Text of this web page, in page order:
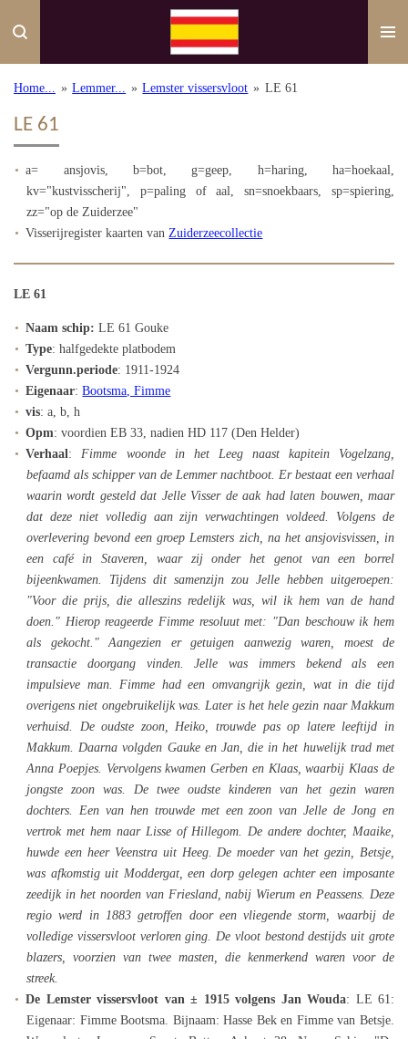
direct
de
Home... » Lemmer... » Lemster vissersvloot » LE 61
LE 61
a= ansjovis, b=bot, g=geep, h=haring, ha=hoekaal,
kv="kustvisscherij", p=paling of aal, sn=snoekbaars, sp=spiering,
zz="op de Zuiderzee"
Visserijregister kaarten van Zuiderzeecollectie
LE 61
Naam schip: LE 61 Gouke
Type: halfgedekte platbodem
Vergunn.periode: 1911-1924
Eigenaar:Bootsma, Fimme
vis: a, b, h
Opm: voordien EB 33, nadien HD 117 (Den Helder)
Verhaal:
Fimme woonde in het Leeg naast kapitein Vogelzang,
befaamd als schipper van de Lemmer nachtboot. Er bestaat een verhaal
waarin wordt gesteld dat Jelle Visser de aak had laten bouwen, maar
dat deze niet volledig aan zijn verwachtingen voldeed. Volgens de
overlevering bevond een groep Lemsters zich, na het ansjovisvissen, in
een café in Staveren, waar zij onder het genot van een borrel
bijeenkwamen. Tijdens dit samenzijn zou Jelle hebben uitgeroepen:
"Voor die prijs, die alleszins redelijk was, wil ik hem van de hand
doen." Hierop reageerde Fimme resoluut met: "Dan beschouw ik hem
als gekocht." Aangezien er getuigen aanwezig waren, moest de
transactie doorgang vinden. Jelle was immers bekend als een
impulsieve man. Fimme had een omvangrijk gezin, wat in die tijd
overigens niet ongebruikelijk was. Later is het hele gezin naar Makkum
verhuisd. De oudste zoon, Heiko, trouwde pas op latere leeftijd in
Makkum. Daarna volgden Gauke en Jan, die in het huwelijk trad met
Anna Poepjes. Vervolgens kwamen Gerben en Klaas, waarbij Klaas de
jongste zoon was. De twee oudste kinderen van het gezin waren
dochters. Een van hen trouwde met een zoon van Jelle de Jong en
vertrok met hem naar Lisse of Hillegom. De andere dochter, Maaike,
huwde een heer Veenstra uit Heeg. De moeder van het gezin, Betsje,
was afkomstig uit Moddergat, een dorp gelegen achter een imposante
zeedijk in het noorden van Friesland, nabij Wierum en Peassens. Deze
regio werd in 1883 getroffen door een vliegende storm, waarbij de
volledige vissersvloot verloren ging. De vloot bestond destijds uit grote
blazers, voorzien van twee masten, die kenmerkend waren voor de
streek.
De Lemster vissersvloot van ± 1915 volgens Jan Wouda: LE 61:
Eigenaar: Fimme Bootsma. Bijnaam: Hasse Bek en Fimme van Betsje.